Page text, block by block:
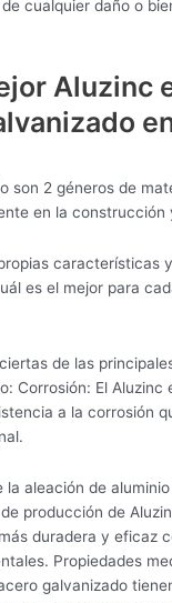
cualquier daño o
Aluzinc
son 2 géneros de
en la construcción
características
es el mejor para
de las
Corrosión: El Aluzinc
a la corrosión
la aleación de
producción de
duradera y eficaz
Propiedades
galvanizado